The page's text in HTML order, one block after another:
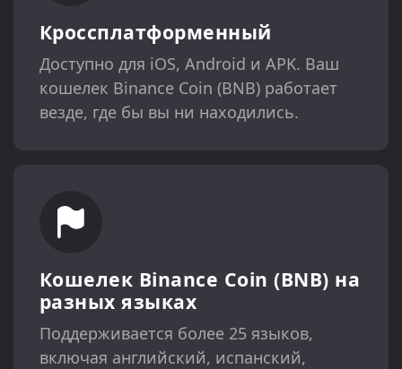
Кроссплатформенный
Доступно для iOS, Android и APK. Ваш
кошелек Binance Coin (BNB) работает
везде, где бы вы ни находились.
Кошелек Binance Coin (BNB) на
разных языках
Поддерживается более 25 языков,
включая английский, испанский,